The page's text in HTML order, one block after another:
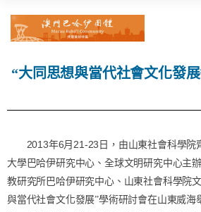
“大同思想與當代社會文化發
2013年6月21-23 日，由山東社會科學
大學巴哈伊研究中心、全球文明研究中心主
教研究所巴哈伊研究中心、山東社會科學院
與當代社會文化發展”學術研討會在山東威海